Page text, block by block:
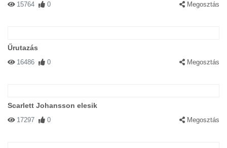
15764 0 Megosztás
Űrutazás
16486 0 Megosztás
Scarlett Johansson elesik
17297 0 Megosztás